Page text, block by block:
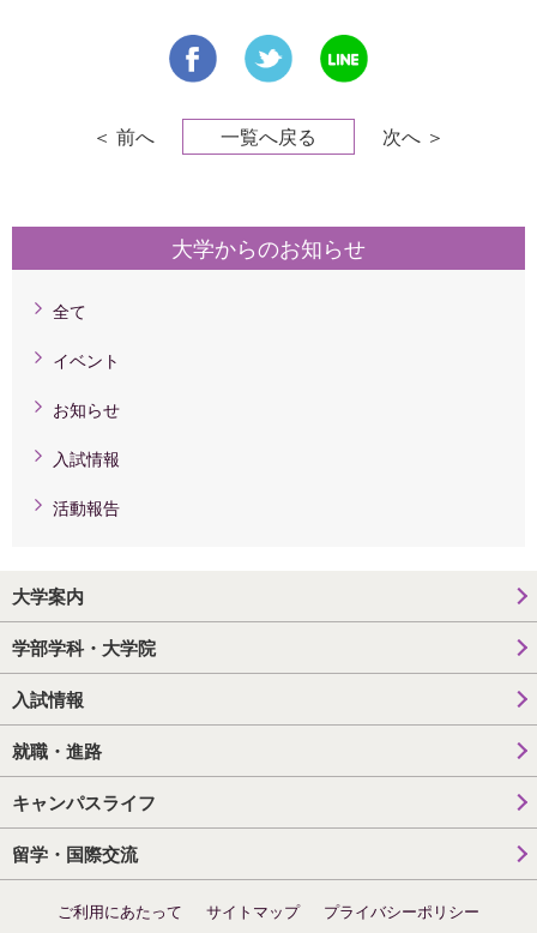
＜ 前へ 一覧へ戻る 次へ ＞
大学からのお知らせ
全て
イベント
お知らせ
入試情報
活動報告
大学案内
学部学科・大学院
入試情報
就職・進路
キャンパスライフ
留学・国際交流
ご利用にあたって サイトマップ プライバシーポリシー